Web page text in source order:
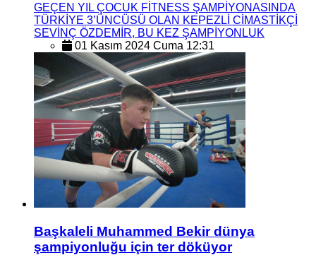
GEÇEN YIL ÇOCUK FİTNESS ŞAMPİYONASINDA
TÜRKİYE 3’ÜNCÜSÜ OLAN KEPEZLİ CİMASTİKÇİ
SEVİNÇ ÖZDEMİR, BU KEZ ŞAMPİYONLUK
01 Kasım 2024 Cuma 12:31
Başkaleli Muhammed Bekir dünya
şampiyonluğu için ter döküyor